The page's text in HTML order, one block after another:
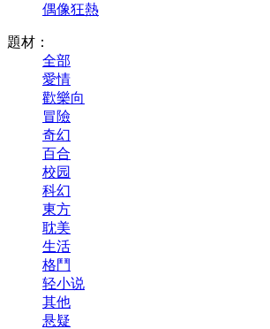
偶像狂熱
題材：
全部
愛情
歡樂向
冒險
奇幻
百合
校园
科幻
東方
耽美
生活
格鬥
轻小说
其他
悬疑